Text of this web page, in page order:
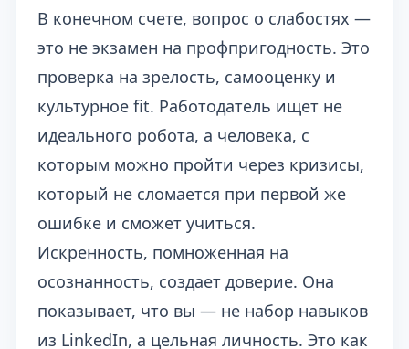
В конечном счете, вопрос о слабостях —
это не экзамен на профпригодность. Это
проверка на зрелость, самооценку и
культурное fit. Работодатель ищет не
идеального робота, а человека, с
которым можно пройти через кризисы,
который не сломается при первой же
ошибке и сможет учиться.
Искренность, помноженная на
осознанность, создает доверие. Она
показывает, что вы — не набор навыков
из LinkedIn, а цельная личность. Это как